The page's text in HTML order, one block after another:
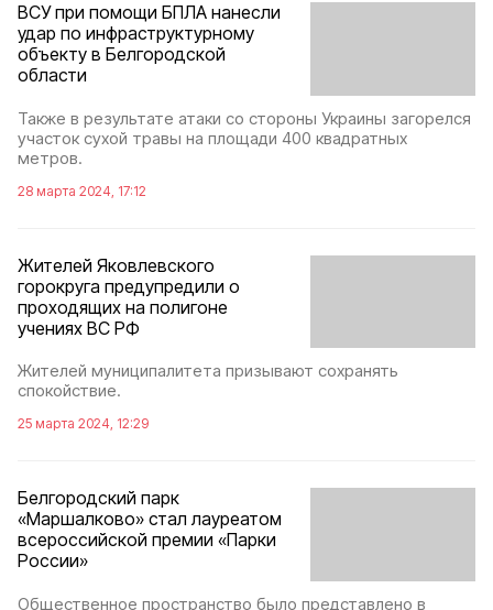
ВСУ при помощи БПЛА нанесли
удар по инфраструктурному
объекту в Белгородской
области
Также в результате атаки со стороны Украины загорелся
участок сухой травы на площади 400 квадратных
метров.
28 марта 2024, 17:12
Жителей Яковлевского
горокруга предупредили о
проходящих на полигоне
учениях ВС РФ
Жителей муниципалитета призывают сохранять
спокойствие.
25 марта 2024, 12:29
Белгородский парк
«Маршалково» стал лауреатом
всероссийской премии «Парки
России»
Общественное пространство было представлено в